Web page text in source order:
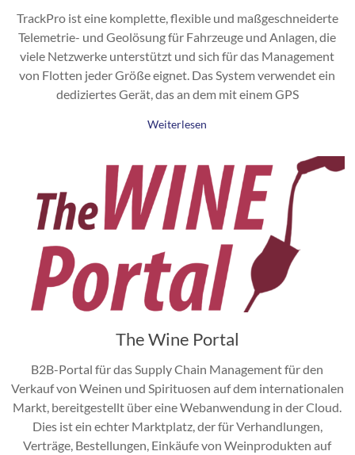
TrackPro ist eine komplette, flexible und maßgeschneiderte
Telemetrie- und Geolösung für Fahrzeuge und Anlagen, die
viele Netzwerke unterstützt und sich für das Management
von Flotten jeder Größe eignet. Das System verwendet ein
dediziertes Gerät, das an dem mit einem GPS
Weiterlesen
The Wine Portal
B2B-Portal für das Supply Chain Management für den
Verkauf von Weinen und Spirituosen auf dem internationalen
Markt, bereitgestellt über eine Webanwendung in der Cloud.
Dies ist ein echter Marktplatz, der für Verhandlungen,
Verträge, Bestellungen, Einkäufe von Weinprodukten auf